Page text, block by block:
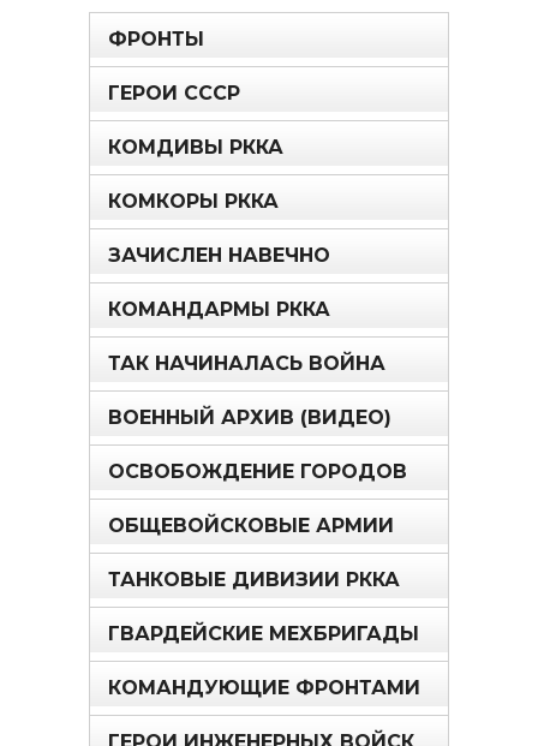
ФРОНТЫ
ГЕРОИ СССР
КОМДИВЫ РККА
КОМКОРЫ РККА
ЗАЧИСЛЕН НАВЕЧНО
КОМАНДАРМЫ РККА
ТАК НАЧИНАЛАСЬ ВОЙНА
ВОЕННЫЙ АРХИВ (ВИДЕО)
ОСВОБОЖДЕНИЕ ГОРОДОВ
ОБЩЕВОЙСКОВЫЕ АРМИИ
ТАНКОВЫЕ ДИВИЗИИ РККА
ГВАРДЕЙСКИЕ МЕХБРИГАДЫ
КОМАНДУЮЩИЕ ФРОНТАМИ
ГЕРОИ ИНЖЕНЕРНЫХ ВОЙСК